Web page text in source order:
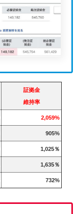
証拠金
維持率
2,059%
905%
1,025％
1,635％
732%